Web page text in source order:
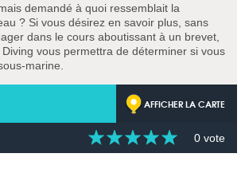
demandé à quoi ressemblait la
? Si vous désirez en savoir plus, sans
dans le cours aboutissant à un brevet,
vous permettra de déterminer si vous
marine.
AFFICHER LA CARTE
0 vote